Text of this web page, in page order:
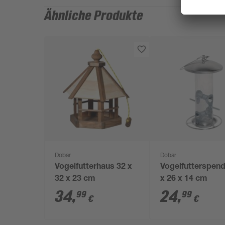
Ähnliche Produkte
Dobar
Vogelfutterhaus 32 x
32 x 23 cm
34,99 €
Dobar
x 26 x 14 cm
24,99 €